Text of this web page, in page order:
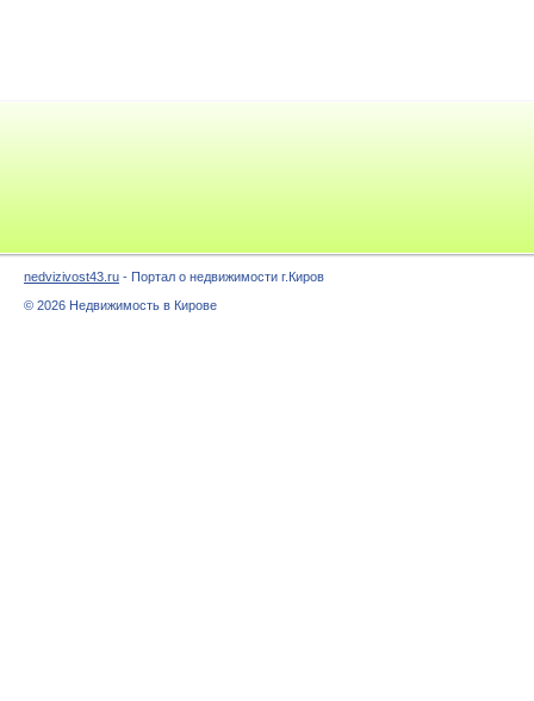
nedvizivost43.ru - Портал о недвижимости г.Киров
© 2026 Недвижимость в Кирове